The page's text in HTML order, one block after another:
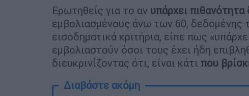
Ερωτηθείς για το αν υπάρχει
εμβολιασμένους άνω των 60, δεδομένης
εισοδηματικά κριτήρια, είπε πως
εμβολιαστούν όσοι τους έχει ήδη
διευκρινίζοντας ότι, είναι κάτι που
Διαβάστε ακόμη